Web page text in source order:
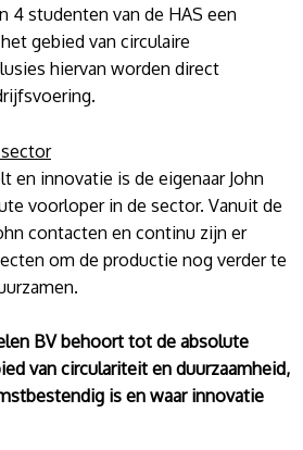
4 studenten van de HAS een
gebied van circulaire
hiervan worden direct
en innovatie is de eigenaar John
voorloper in de sector. Vanuit de
contacten en continu zijn er
om de productie nog verder te
BV behoort tot de absolute
van circulariteit en duurzaamheid,
is en waar innovatie